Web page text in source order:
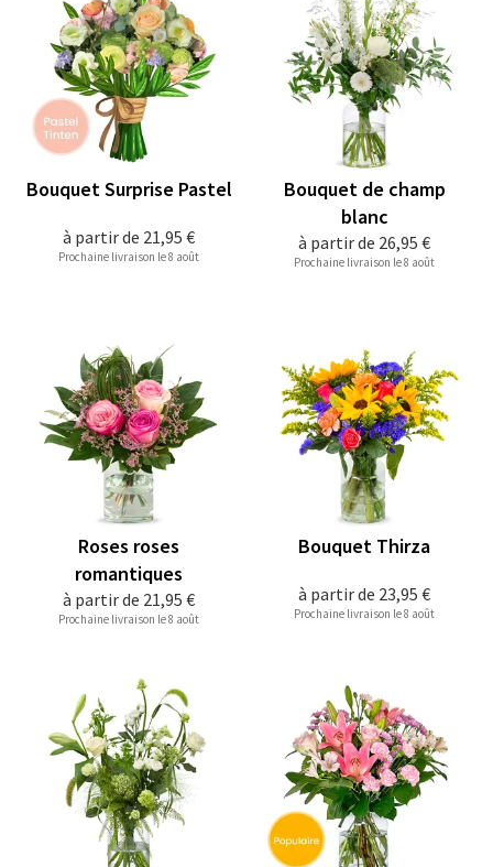
à partir de 21,95 €
Bouquet Surprise Pastel
Prochaine livraison le 8 août
à partir de 26,95 €
Bouquet de champ
blanc
Prochaine livraison le 8 août
à partir de 21,95 €
Roses roses
romantiques
Prochaine livraison le 8 août
à partir de 23,95 €
Bouquet Thirza
Prochaine livraison le 8 août